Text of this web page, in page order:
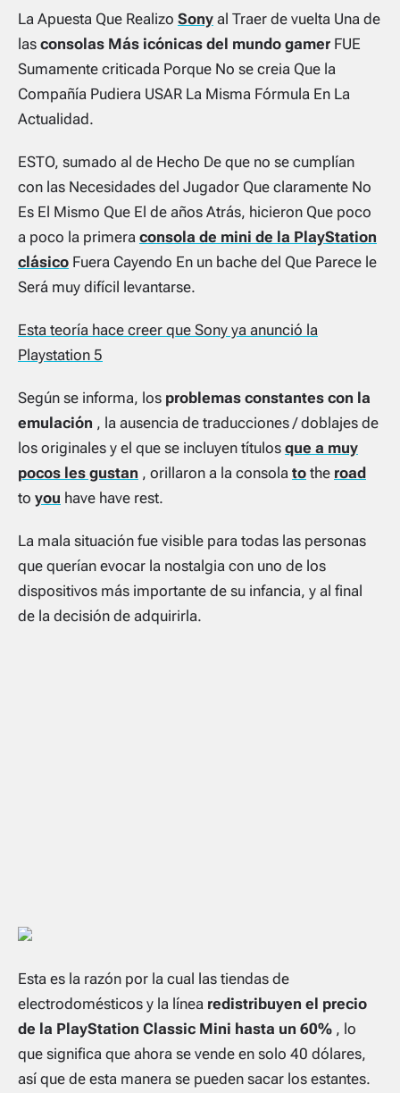
La Apuesta Que Realizo Sony al Traer de vuelta Una de
las consolas Más icónicas del mundo gamer FUE
Sumamente criticada Porque No se creia Que la
Compañía Pudiera USAR La Misma Fórmula En La
Actualidad.
ESTO, sumado al de Hecho De que no se cumplían
con las Necesidades del Jugador Que claramente No
Es El Mismo Que El de años Atrás, hicieron Que poco
a poco la primera consola de mini de la PlayStation
clásico Fuera Cayendo En un bache del Que Parece le
Será muy difícil levantarse.
Esta teoría hace creer que Sony ya anunció la
Playstation 5
Según se informa, los problemas constantes con la
emulación , la ausencia de traducciones / doblajes de
los originales y el que se incluyen títulos que a muy
pocos les gustan , orillaron a la consola to the road
to you have have rest.
La mala situación fue visible para todas las personas
que querían evocar la nostalgia con uno de los
dispositivos más importante de su infancia, y al final
de la decisión de adquirirla.
Esta es la razón por la cual las tiendas de
electrodomésticos y la línea redistribuyen el precio
de la PlayStation Classic Mini hasta un 60% , lo
que significa que ahora se vende en solo 40 dólares,
así que de esta manera se pueden sacar los estantes.